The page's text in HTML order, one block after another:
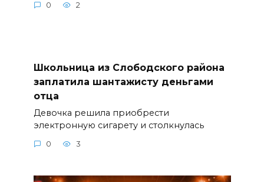
0 2
Школьница из Слободского района
заплатила шантажисту деньгами
отца
Девочка решила приобрести
электронную сигарету и столкнулась
0 3